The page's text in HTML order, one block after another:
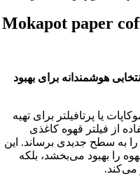
Mokapot paper
هوشمندانه برای بهبود
یا پرتافیلتر برای تهیه
از فیلتر قهوه کاغذی
را به سطح جدیدی برساند. این
را بهبود می‌بخشد، بلکه
می‌کند.